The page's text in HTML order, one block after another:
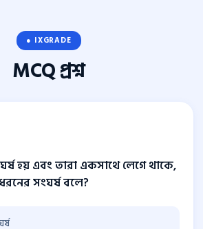
● IXGRADE
MCQপ্রশ্ন
হয় এবং তারা একসাথে লেগে থাকে,
সংঘর্ষ বলে?